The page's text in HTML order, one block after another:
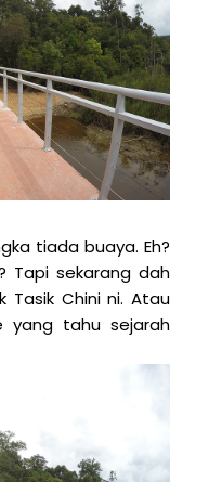
tiada buaya. Eh?
Tapi sekarang dah
Chini ni. Atau
yang tahu sejarah